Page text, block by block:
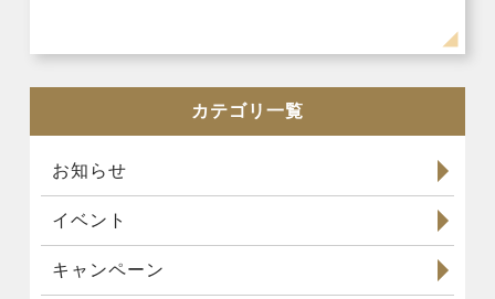
カテゴリ一覧
お知らせ
イベント
キャンペーン